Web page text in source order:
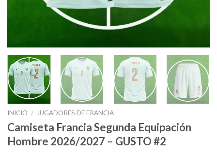
INICIO / JUGADORES DE FRANCIA
Camiseta Francia Segunda Equipación
Hombre 2026/2027 – GUSTO #2